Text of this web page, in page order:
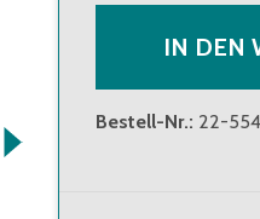
IN DEN
Bestell-Nr.: 22-